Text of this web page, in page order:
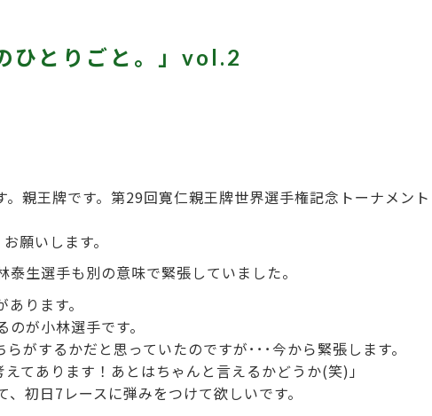
ひとりごと。」vol.2
親王牌です。第29回寛仁親王牌世界選手権記念トーナメント
願いします。
生選手も別の意味で緊張していました。
ります。
が小林選手です。
がするかだと思っていたのですが･･･今から緊張します。
てあります！あとはちゃんと言えるかどうか(笑)」
初日7レースに弾みをつけて欲しいです。